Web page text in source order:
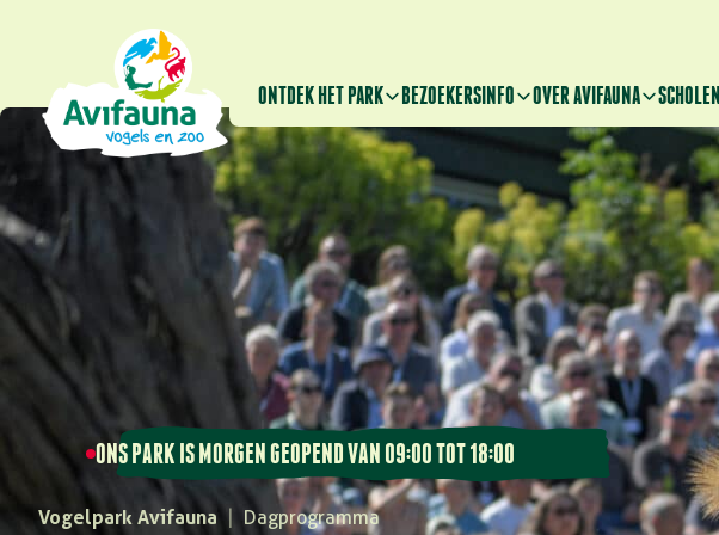
ONTDEK HET PARK BEZOEKERSINFO OVER AVIFAUNA SCHOLEN
ONS PARK IS MORGEN GEOPEND VAN 09:00 TOT 18:00
Vogelpark Avifauna Dagprogramma